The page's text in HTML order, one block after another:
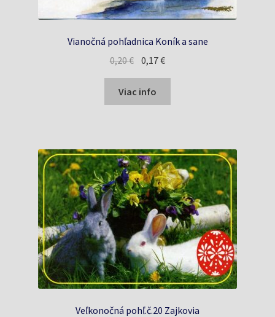
Vianočná pohľadnica Koník a sane
0,20€ Pôvodná
bola:
0,20 €.
0,17€Aktuálna
0,17 €.
Viac info
Veľkonočná pohľ.č.20 Zajkovia